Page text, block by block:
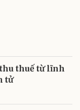
thuế từ lĩnh
tử